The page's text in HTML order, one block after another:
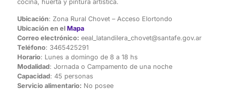
cocina, huerta y pintura artística.
Ubicación: Zona Rural Chovet – Acceso Elortondo
Ubicación en el Mapa
Correo electrónico: eeal_latandilera_chovet@santafe.gov.ar
Teléfono: 3465425291
Horario: Lunes a domingo de 8 a 18 hs
Modalidad: Jornada o Campamento de una noche
Capacidad: 45 personas
Servicio alimentario: No posee